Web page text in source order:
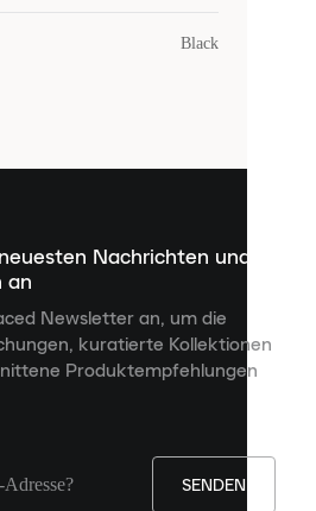
Black
Nachrichten und
an
Newsletter an, um die
kuratierte Kollektionen
Produktempfehlungen
SENDEN